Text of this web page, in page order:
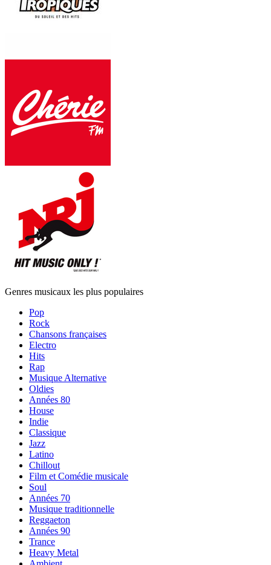
Genres musicaux les plus populaires
Pop
Rock
Chansons françaises
Electro
Hits
Rap
Musique Alternative
Oldies
Années 80
House
Indie
Classique
Jazz
Latino
Chillout
Film et Comédie musicale
Soul
Années 70
Musique traditionnelle
Reggaeton
Années 90
Trance
Heavy Metal